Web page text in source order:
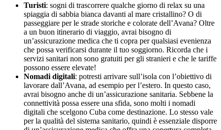
Turisti: sogni di trascorrere qualche giorno di relax su una
spiaggia di sabbia bianca davanti al mare cristallino? O di
passeggiare per le strade storiche e colorate dell’Avana? Oltre
a un buon itinerario di viaggio, avrai bisogno di
un’assicurazione medica che ti copra per qualsiasi evenienza
che possa verificarsi durante il tuo soggiorno. Ricorda che i
servizi sanitari non sono gratuiti per gli stranieri e che le tariffe
possono essere elevate!
Nomadi digitali: potresti arrivare sull’isola con l’obiettivo di
lavorare dall’Avana, ad esempio per l’estero. In questo caso,
avrai bisogno anche di un’assicurazione sanitaria. Sebbene la
connettività possa essere una sfida, sono molti i nomadi
digitali che scelgono Cuba come destinazione. Lo stesso vale
per la qualità del sistema sanitario, quindi è essenziale disporre